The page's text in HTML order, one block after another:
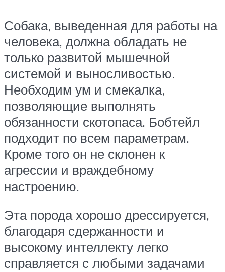
Собака, выведенная для работы на
человека, должна обладать не
только развитой мышечной
системой и выносливостью.
Необходим ум и смекалка,
позволяющие выполнять
обязанности скотопаса. Бобтейл
подходит по всем параметрам.
Кроме того он не склонен к
агрессии и враждебному
настроению.
Эта порода хорошо дрессируется,
благодаря сдержанности и
высокому интеллекту легко
справляется с любыми задачами